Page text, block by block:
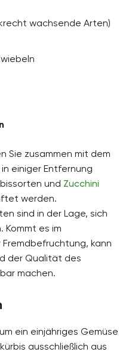
wachsende Arten)
Sie zusammen mit dem
einiger Entfernung
und Zucchini
werden.
sind in der Lage, sich
es im
kann
der Qualität des
machen.
ein einjähriges Gemüse
ausschließlich aus